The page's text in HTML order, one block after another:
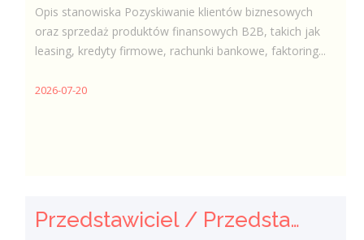
Opis stanowiska Pozyskiwanie klientów biznesowych
oraz sprzedaż produktów finansowych B2B, takich jak
leasing, kredyty firmowe, rachunki bankowe, faktoring...
2026-07-20
Przedstawiciel / Przedstawicielka ds. sprzedaży ubezpieczeń majątkowych